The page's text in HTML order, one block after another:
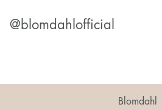
@blomdahlofficial
Blomdahl